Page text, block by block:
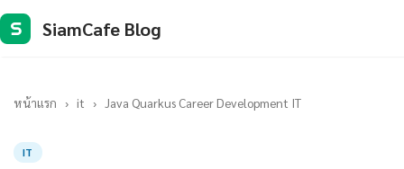
S SiamCafe Blog
หน้าแรก › it › Java Quarkus Career Development IT
IT